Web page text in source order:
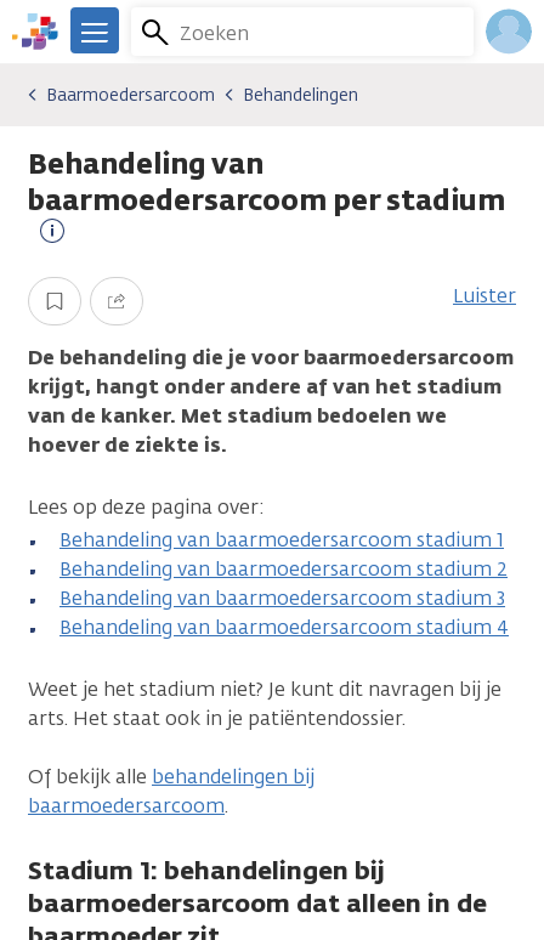
Overslaan
en
gaan
We
er
je.
Kanker.nl
Zoeken
Menu
Kankersoorten
Baarmoedersarcoom
Behandelingen
Baarmoedersarcoom Behandelingen
Behandeling van
baarmoedersarcoom per stadium
informatie
Opslaan Delen Luister
De behandeling die je voor baarmoedersarcoom
krijgt, hangt onder andere af van het stadium
van de kanker. Met stadium bedoelen we
hoever de ziekte is.
Lees op deze pagina over:
Behandeling van baarmoedersarcoom stadium 1
Behandeling van baarmoedersarcoom stadium 2
Behandeling van baarmoedersarcoom stadium 3
Behandeling van baarmoedersarcoom stadium 4
Weet je het stadium niet? Je kunt dit navragen bij je
arts. Het staat ook in je patiëntendossier.
Of bekijk alle behandelingen bij
baarmoedersarcoom.
Stadium 1: behandelingen bij
baarmoedersarcoom dat alleen in de